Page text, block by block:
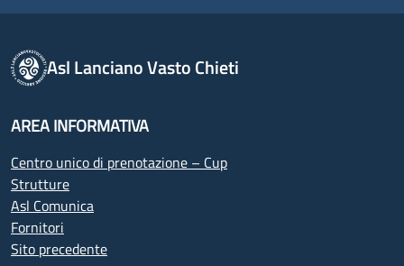
Asl Lanciano Vasto Chieti
AREA INFORMATIVA
Centro unico di prenotazione – Cup
Strutture
Asl Comunica
Fornitori
Sito precedente